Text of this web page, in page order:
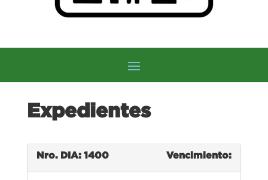
Expedientes
Nro. DIA: 1400 Vencimiento: